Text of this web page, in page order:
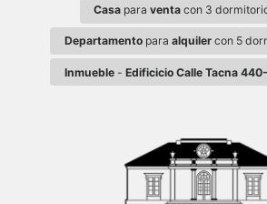
Casa para venta con 3
Departamentopara alquilercon 5
Inmueble- Edificicio Calle Tacna